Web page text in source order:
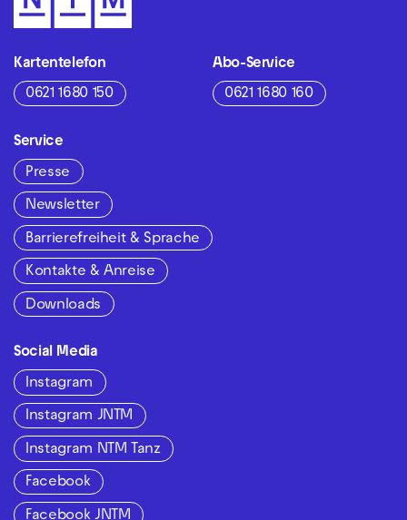
Kartentelefon
0621 1680 150
Abo-Service
0621 1680 160
Service
Presse
Newsletter
Barrierefreiheit & Sprache
Kontakte & Anreise
Downloads
Social Media
Instagram
Instagram JNTM
Instagram NTM Tanz
Facebook
Facebook JNTM